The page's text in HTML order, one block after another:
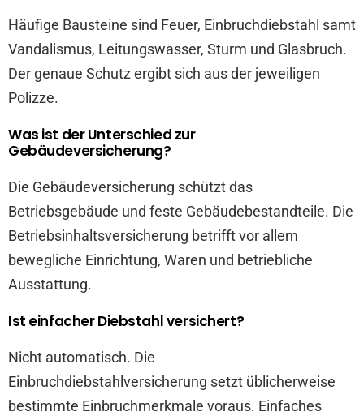
Häufige Bausteine sind Feuer, Einbruchdiebstahl samt
Vandalismus, Leitungswasser, Sturm und Glasbruch.
Der genaue Schutz ergibt sich aus der jeweiligen
Polizze.
Was ist der Unterschied zur
Gebäudeversicherung?
Die Gebäudeversicherung schützt das
Betriebsgebäude und feste Gebäudebestandteile. Die
Betriebsinhaltsversicherung betrifft vor allem
bewegliche Einrichtung, Waren und betriebliche
Ausstattung.
Ist einfacher Diebstahl versichert?
Nicht automatisch. Die
Einbruchdiebstahlversicherung setzt üblicherweise
bestimmte Einbruchmerkmale voraus. Einfaches